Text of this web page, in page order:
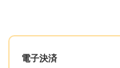
電子決済